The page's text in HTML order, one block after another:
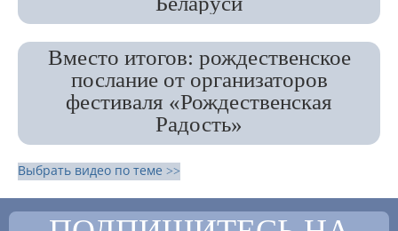
Вместо итогов: рождественское
послание от организаторов
фестиваля «Рождественская
Радость»
Выбрать видео по теме >>